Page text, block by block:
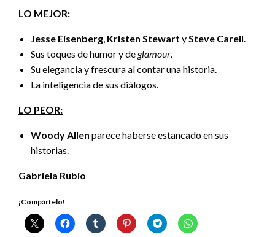
LO MEJOR:
Jesse Eisenberg, Kristen Stewart ySteve Carell.
Sus toques de humor y deglamour.
Su elegancia y frescura al contar una historia.
La inteligencia de sus diálogos.
LO PEOR:
Woody Allen parece haberse estancado en sus
historias.
Gabriela Rubio
¡Compártelo!